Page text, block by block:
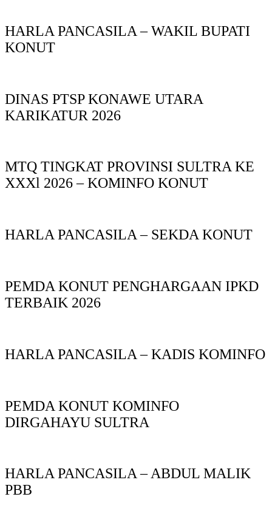
HARLA PANCASILA – WAKIL BUPATI
KONUT
DINAS PTSP KONAWE UTARA
KARIKATUR 2026
MTQ TINGKAT PROVINSI SULTRA KE
XXXl 2026 – KOMINFO KONUT
HARLA PANCASILA – SEKDA KONUT
PEMDA KONUT PENGHARGAAN IPKD
TERBAIK 2026
HARLA PANCASILA – KADIS KOMINFO
PEMDA KONUT KOMINFO
DIRGAHAYU SULTRA
HARLA PANCASILA – ABDUL MALIK
PBB